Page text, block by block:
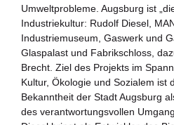
Projekte
Zukunftstagung
Bildung für nachhaltige
Büro für Nachhaltigkeit
Umweltprobleme. Augsburg ist
Industriekultur: Rudolf Diesel,
Industriemuseum, Gaswerk und
Glaspalast und Fabrikschloss,
Brecht. Ziel des Projekts im
Kultur, Ökologie und Sozialem ist
Bekanntheit der Stadt Augsburg
des verantwortungsvollen